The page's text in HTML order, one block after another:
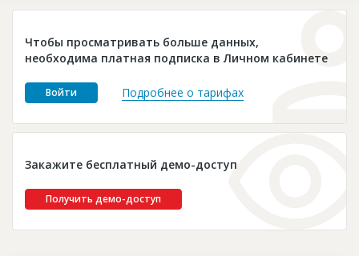
Платные услуги
Пресс-релизы
Чтобы просматривать больше данных,
необходима платная подписка в Личном кабинете
Войти Подробнее о тарифах
Закажите бесплатный демо-доступ
Получить демо-доступ